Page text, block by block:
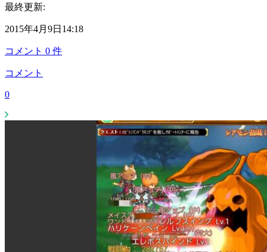
最終更新:
2015年4月9日14:18
コメント 0 件
コメント
0